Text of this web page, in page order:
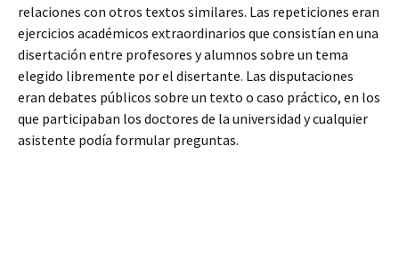
relaciones con otros textos similares. Las repeticiones eran
ejercicios académicos extraordinarios que consistían en una
disertación entre profesores y alumnos sobre un tema
elegido libremente por el disertante. Las disputaciones
eran debates públicos sobre un texto o caso práctico, en los
que participaban los doctores de la universidad y cualquier
asistente podía formular preguntas.